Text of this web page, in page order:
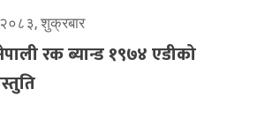
शुक्रबार
रक ब्यान्ड १९७४ एडीको